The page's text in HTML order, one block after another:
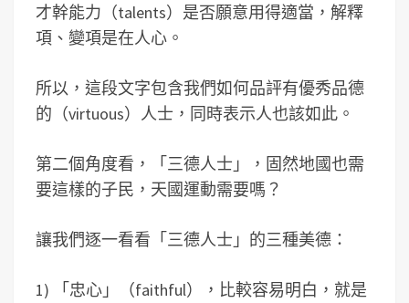
才幹能力（talents）是否願意用得適當，解釋
項、變項是在人心。
所以，這段文字包含我們如何品評有優秀品德
的（virtuous）人士，同時表示人也該如此。
第二個角度看，「三德人士」，固然地國也需
要這樣的子民，天國運動需要嗎？
讓我們逐一看看「三德人士」的三種美德：
1) 「忠心」（faithful），比較容易明白，就是